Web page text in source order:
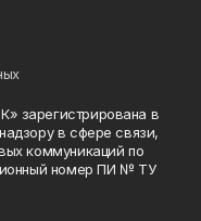
зарегистрирована в
в сфере связи,
коммуникаций по
номер ПИ № ТУ